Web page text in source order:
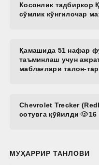
Косонлик тадбиркор
сўмлик кўнгилочар
Қамашида 51 нафар
таъминлаш учун
маблағлари талон-
Chevrolet Trecker
сотувга қўйилди
16
МУҲАРРИР ТАНЛОВИ